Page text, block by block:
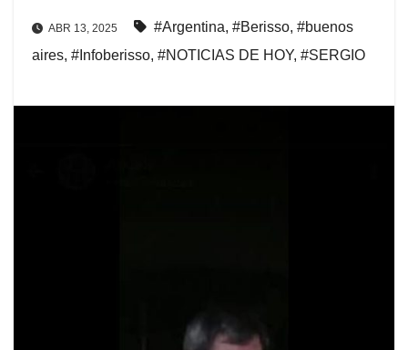
ABR 13, 2025 #Argentina, #Berisso, #buenos
aires, #Infoberisso, #NOTICIAS DE HOY, #SERGIO